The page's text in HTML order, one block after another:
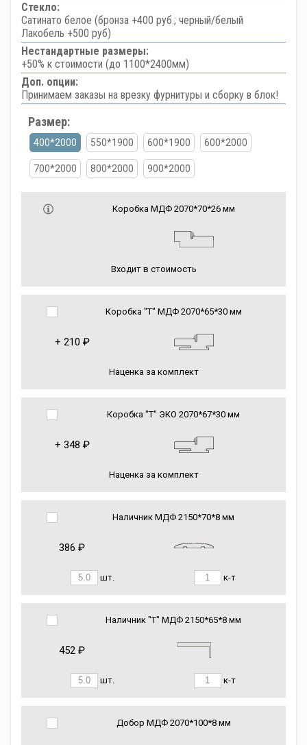
Стекло:
Сатинато белое (бронза +400 руб.; черный/белый
Лакобель +500 руб)
Нестандартные размеры:
+50% к стоимости (до 1100*2400мм)
Доп. опции:
Принимаем заказы на врезку фурнитуры и сборку в блок!
Размер:
400*2000 550*1900 600*1900 600*2000
700*2000 800*2000 900*2000
Коробка МДФ 2070*70*26 мм
Входит в стоимость
Коробка "Т" МДФ 2070*65*30 мм
+ 210 ₽
Наценка за комплект
Коробка "Т" ЭКО 2070*67*30 мм
+ 348 ₽
Наценка за комплект
Наличник МДФ 2150*70*8 мм
386 ₽
шт. к-т
Наличник "Т" МДФ 2150*65*8 мм
452 ₽
шт. к-т
Добор МДФ 2070*100*8 мм